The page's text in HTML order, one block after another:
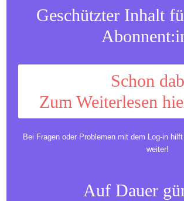
Geschützter Inhalt
Schon
Zum Weiterlesen
Bei Fragen oder Problemen mit dem Log-in
weiter!
Auf Dauer